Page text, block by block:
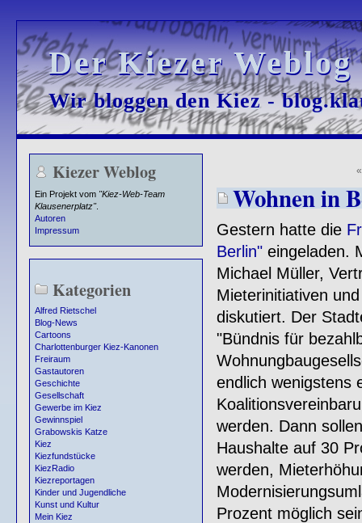
Der Kiezer
Der Kiezer
Wir bloggen den Kiez -
Wir bloggen den Kiez -
Kiezer Weblog
Ein Projekt vom "Kiez-Web-Team
Klausenerplatz".
Autoren
Impressum
Kategorien
Alfred Rietschel
Blog-News
Cartoons
Charlottenburger Kiez-Kanonen
Freiraum
Gastautoren
Geschichte
Gesellschaft
Gewerbe im Kiez
Gewinnspiel
Grabowskis Katze
Kiez
Kiezfundstücke
KiezRadio
Kiezreportagen
Kinder und Jugendliche
Kunst und Kultur
Mein Kiez
Wohnen in
Gestern hatte die
Berlin"eingeladen.
Michael Müller,
Mieterinitiativen
diskutiert. Der
"Bündnis für
endlich wenigstens
werden. Dann
Haushalte auf 30
werden,
Prozent möglich